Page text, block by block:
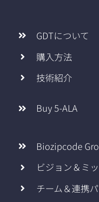
GDTについて
購入方法
技術紹介
Buy 5-ALA
Biozipcode
ビジョン＆ミ
チーム＆連携